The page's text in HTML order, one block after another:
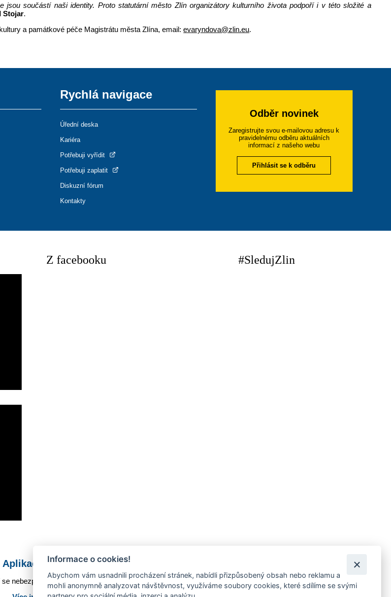
jsou součástí naši identity. Proto statutární město Zlín organizátory kulturního života podpoří i v této složité a
Stojar.
a památkové péče Magistrátu města Zlína, email:evaryndova@zlin.eu.
Rychlá navigace
Úřední deska
Kariéra
Potřebuji vyřídit
Potřebuji zaplatit
Diskuzní fórum
Kontakty
Odběr novinek
Zaregistrujte svou e-mailovou adresu k
pravidelnému odběru aktuálních
informací z našeho webu
Přihlásit se k odběru
Z facebooku #SledujZlin
Aplikace Mobilní rozhlas
nebezpečí, odstávky, poruchy a výpadky energií, ankety, pozvánky na kulturní a sportovní akce?
Informace o cookies!
Abychom vám usnadnili procházení stránek, nabídli přizpůsobený obsah nebo reklamu a
mohli anonymně analyzovat návštěvnost, využíváme soubory cookies, které sdílíme se svými